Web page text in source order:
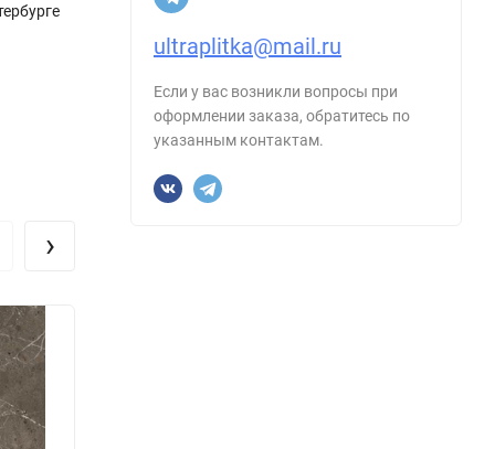
›
ultraplitka@mail.ru
Если у вас возникли вопросы при
оформлении заказа, обратитесь по
указанным контактам.